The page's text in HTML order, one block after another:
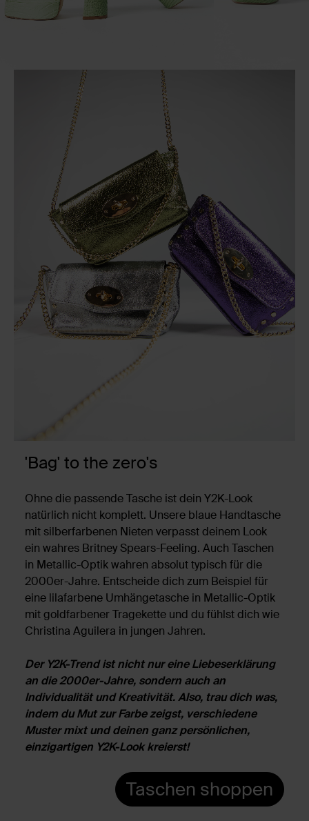
'Bag' to the zero's
Ohne die passende Tasche ist dein Y2K-Look
natürlich nicht komplett. Unsere blaue Handtasche
mit silberfarbenen Nieten verpasst deinem Look
ein wahres Britney Spears-Feeling. Auch Taschen
in Metallic-Optik wahren absolut typisch für die
2000er-Jahre. Entscheide dich zum Beispiel für
eine lilafarbene Umhängetasche in Metallic-Optik
mit goldfarbener Tragekette und du fühlst dich wie
Christina Aguilera in jungen Jahren.
Der Y2K-Trend ist nicht nur eine Liebeserklärung
an die 2000er-Jahre, sondern auch an
Individualität und Kreativität. Also, trau dich was,
indem du Mut zur Farbe zeigst, verschiedene
Muster mixt und deinen ganz persönlichen,
einzigartigen Y2K-Look kreierst!
Taschen shoppen